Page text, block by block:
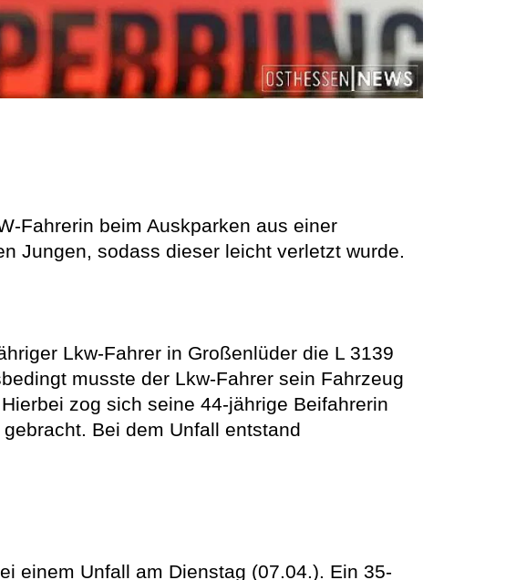
Fahrerin beim Auskparken aus einer
Jungen, sodass dieser leicht verletzt wurde.
Lkw-Fahrer in Großenlüder die L 3139
musste der Lkw-Fahrer sein Fahrzeug
zog sich seine 44-jährige Beifahrerin
Bei dem Unfall entstand
einem Unfall am Dienstag (07.04.). Ein 35-